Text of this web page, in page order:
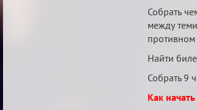
Собрать
между
Найти
Собрать 9
Как